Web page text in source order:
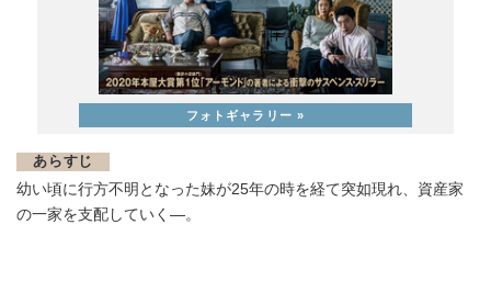
あらすじ
幼い頃に行方不明となった妹が25年の時を経て突如現れ、資産家
の一家を支配していく―。